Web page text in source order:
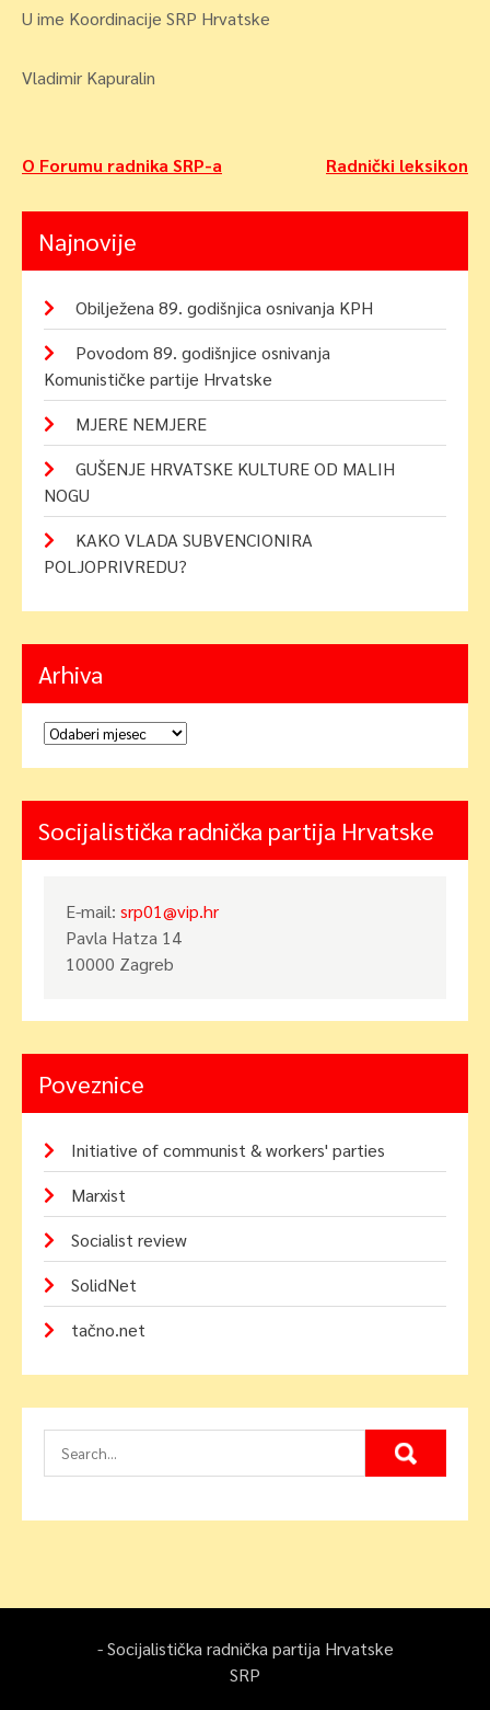
U ime Koordinacije SRP Hrvatske
Vladimir Kapuralin
Navigacija
objava
O Forumu radnika SRP-a Radnički leksikon
Najnovije
Obilježena 89. godišnjica osnivanja KPH
Povodom 89. godišnjice osnivanja
Komunističke partije Hrvatske
MJERE NEMJERE
GUŠENJE HRVATSKE KULTURE OD MALIH
NOGU
KAKO VLADA SUBVENCIONIRA
POLJOPRIVREDU?
Arhiva
Arhiva
Socijalistička radnička partija Hrvatske
E-mail: srp01@vip.hr
Pavla Hatza 14
10000 Zagreb
Poveznice
Initiative of communist & workers' parties
Marxist
Socialist review
SolidNet
tačno.net
- Socijalistička radnička partija Hrvatske
SRP